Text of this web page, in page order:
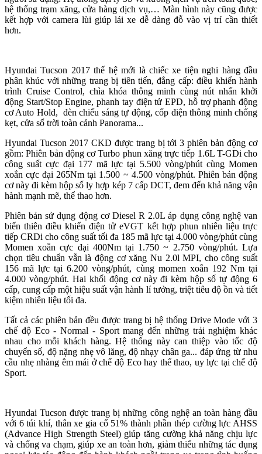
hệ thống trạm xăng, cửa hàng dịch vụ,… Màn hình này cũng được
kết hợp với camera lùi giúp lái xe dễ dàng đỗ vào vị trí cần thiết
hơn.
Hyundai Tucson 2017 thế hệ mới là chiếc xe tiện nghi hàng đầu
phân khúc với những trang bị tiên tiến, đẳng cấp: điều khiển hành
trình Cruise Control, chìa khóa thông minh cùng nút nhấn khởi
động Start/Stop Engine, phanh tay điện tử EPD, hỗ trợ phanh động
cơ Auto Hold, đèn chiếu sáng tự động, cốp điện thông minh chống
kẹt, cửa sổ trời toàn cảnh Panorama...
Hyundai Tucson 2017 CKD được trang bị tới 3 phiên bản động cơ
gồm: Phiên bản động cơ Turbo phun xăng trực tiếp 1.6L T-GDi cho
công suất cực đại 177 mã lực tại 5.500 vòng/phút cùng Momen
xoắn cực đại 265Nm tại 1.500 ~ 4.500 vòng/phút. Phiên bản động
cơ này đi kèm hộp số ly hợp kép 7 cấp DCT, đem đến khả năng vận
hành mạnh mẽ, thể thao hơn.
Phiên bản sử dụng động cơ Diesel R 2.0L áp dụng công nghệ van
biến thiên điều khiển điện tử eVGT kết hợp phun nhiên liệu trực
tiếp CRDi cho công suất tối đa 185 mã lực tại 4.000 vòng/phút cùng
Momen xoắn cực đại 400Nm tại 1.750 ~ 2.750 vòng/phút. Lựa
chọn tiêu chuẩn vẫn là động cơ xăng Nu 2.0l MPI, cho công suất
156 mã lực tại 6.200 vòng/phút, cùng momen xoắn 192 Nm tại
4.000 vòng/phút. Hai khối động cơ này đi kèm hộp số tự động 6
cấp, cung cấp một hiệu suất vận hành lí tưởng, triệt tiêu độ ồn và tiết
kiệm nhiên liệu tối đa.
Tất cả các phiên bản đều được trang bị hệ thống Drive Mode với 3
chế độ Eco - Normal - Sport mang đến những trải nghiệm khác
nhau cho mỗi khách hàng. Hệ thống này can thiệp vào tốc độ
chuyển số, độ nặng nhẹ vô lăng, độ nhạy chân ga... đáp ứng từ nhu
cầu nhẹ nhàng êm mái ở chế độ Eco hay thể thao, uy lực tại chế độ
Sport.
Hyundai Tucson được trang bị những công nghệ an toàn hàng đầu
với 6 túi khí, thân xe gia cố 51% thành phần thép cường lực AHSS
(Advance High Strength Steel) giúp tăng cường khả năng chịu lực
và chống va chạm, giúp xe an toàn hơn, giảm thiểu những tác dụng